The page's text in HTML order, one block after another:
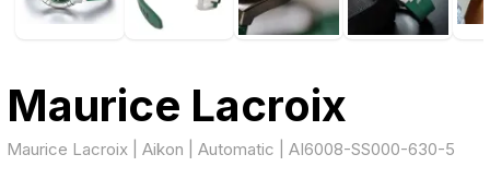
Maurice Lacroix
Maurice Lacroix | Aikon | Automatic | AI6008-SS000-630-5